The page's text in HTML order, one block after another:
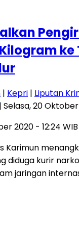
| Kepri | Liputan
| Selasa, 20
2020 - 12:24 WIB
Karimun
diduga kurir
jaringan